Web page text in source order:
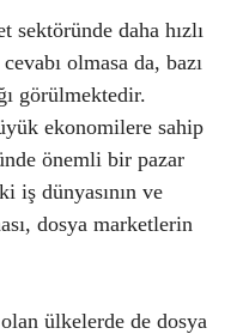
sektöründe daha hızlı
olmasa da, bazı
görülmektedir.
ekonomilere sahip
önemli bir pazar
iş dünyasının ve
dosya marketlerin
ülkelerde de dosya